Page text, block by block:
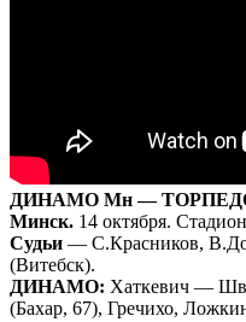
ДИНАМО Мн —
Минск. 14 октября.
Судьи — С.Красников,
(Витебск).
ДИНАМО: Хаткевич —
(Бахар, 67), Гречихо,